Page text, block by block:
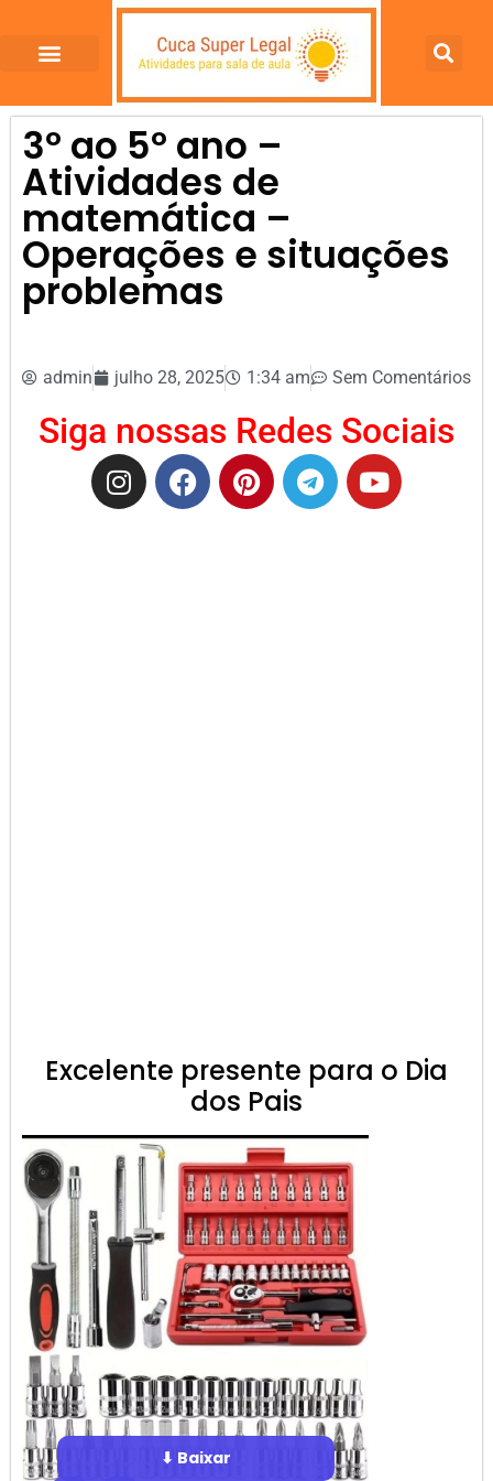
3º ao 5º ano –
Atividades de
matemática –
Operações e situações
problemas
admin julho 28, 2025 1:34 am Sem Comentários
Siga nossas Redes Sociais
Excelente presente para o Dia
dos Pais
⬇ Baixar